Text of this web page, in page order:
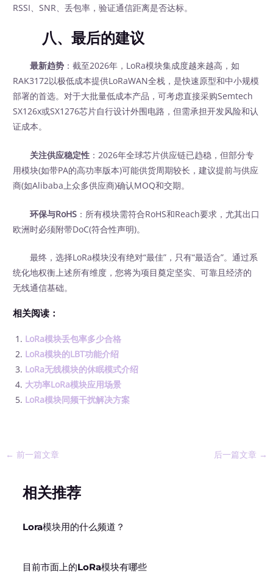
RSSI、SNR、丢包率，验证通信距离是否达标。
八、最后的建议
最新趋势 ：截至2026年，LoRa模块集成度越来越高，如
RAK3172以极低成本提供LoRaWAN全栈，是快速原型和中小规模
部署的首选。对于大批量低成本产品，可考虑直接采购Semtech
SX126x或SX1276芯片自行设计外围电路，但需承担开发风险和认
证成本。
关注供应稳定性 ：2026年全球芯片供应链已趋稳，但部分专
用模块(如带PA的高功率版本)可能供货周期较长，建议提前与供应
商(如Alibaba上众多供应商)确认MOQ和交期。
环保与RoHS ：所有模块需符合RoHS和Reach要求，尤其出口
欧洲时必须附带DoC(符合性声明)。
最终，选择LoRa模块没有绝对“最佳”，只有“最适合”。通过系
统化地权衡上述所有维度，您将为项目奠定坚实、可靠且经济的
无线通信基础。
相关阅读：
LoRa模块丢包率多少合格
LoRa模块的LBT功能介绍
LoRa无线模块的休眠模式介绍
大功率LoRa模块应用场景
LoRa模块同频干扰解决方案
← 前一篇文章 后一篇文章 →
相关推荐
Lora模块用的什么频道？
目前市面上的LoRa模块有哪些